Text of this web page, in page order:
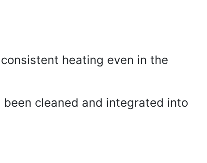
heating even in the
cleaned and integrated into